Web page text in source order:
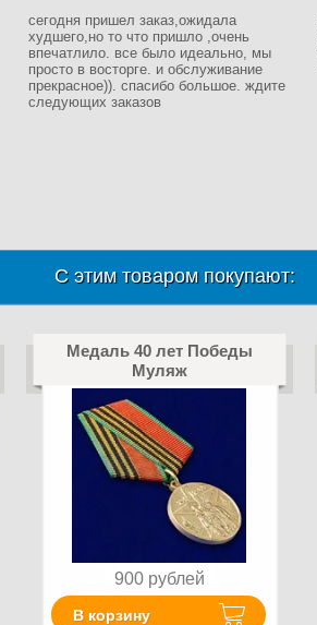
сегодня пришел заказ,ожидала
худшего,но то что пришло ,очень
впечатлило. все было идеально, мы
просто в восторге. и обслуживание
прекрасное)). спасибо большое. ждите
следующих заказов
С этим товаром покупают:
Медаль 40 лет Победы
Муляж
900 рублей
В корзину